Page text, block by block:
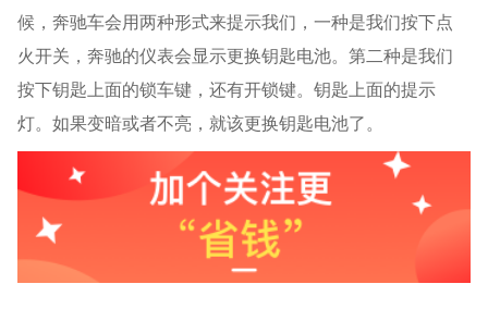
候，奔驰车会用两种形式来提示我们，一种是我们按下点
火开关，奔驰的仪表会显示更换钥匙电池。第二种是我们
按下钥匙上面的锁车键，还有开锁键。钥匙上面的提示
灯。如果变暗或者不亮，就该更换钥匙电池了。